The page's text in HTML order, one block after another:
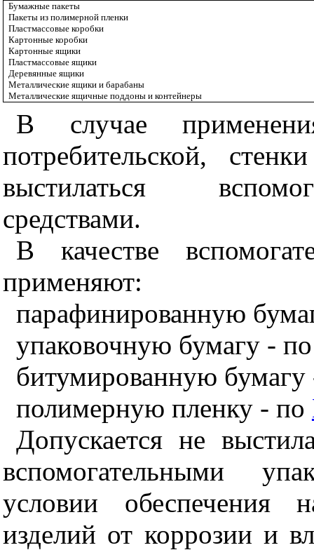
Бумажные пакеты
Пакеты из полимерной пленки
Пластмассовые коробки
Картонные коробки
Картонные ящики
Пластмассовые ящики
Деревянные ящики
Металлические ящики и барабаны
Металлические ящичные поддоны и контейнеры
В случае
потребительской,
выстилаться
средствами.
В качестве
применяют:
парафинированную
упаковочную бумагу -
битумированную
полимерную пленку - по
Допускается не
вспомогательными
условии обеспечения
изделий от коррозии и